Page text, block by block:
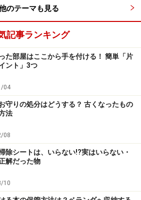
1/2 次のページへ
のテーマも見る
記事ランキング
た部屋はここから手を付ける！ 簡単「片
ント」3つ
04
守りの処分はどうする？ 古くなったもの
法
08
除シートは、いらない!?実はいらない・
解だった物
10